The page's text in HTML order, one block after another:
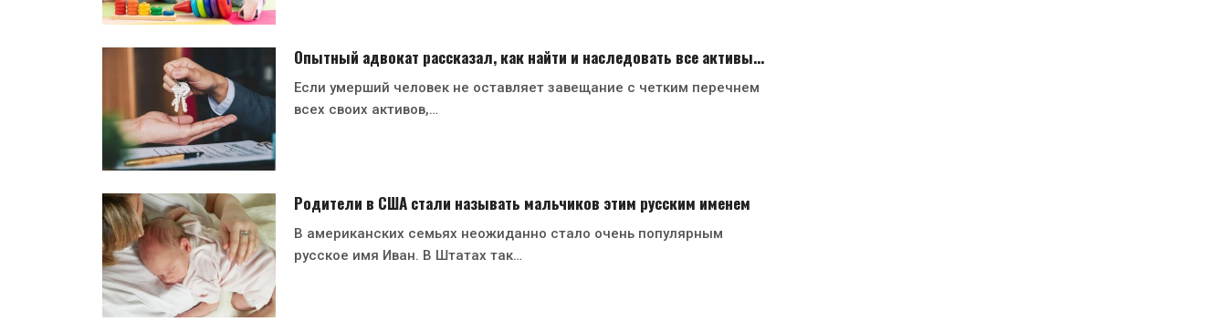
Опытный адвокат рассказал, как найти и наследовать все активы…
Если умерший человек не оставляет завещание с четким перечнем
всех своих активов,…
Родители в США стали называть мальчиков этим русским именем
В американских семьях неожиданно стало очень популярным
русское имя Иван. В Штатах так…